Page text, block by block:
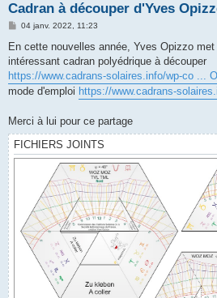
Cadran à découper d'Yves
M
s
a
g
e
04 janv. 2022, 11:23
En cette nouvelles année, Yves Opizzo
intéressant cadran polyédrique à découper
https://www.cadrans-solaires.info/wp-co ...
mode d'emploi https://www.cadrans-
Merci à lui pour ce partage
FICHIERS JOINTS